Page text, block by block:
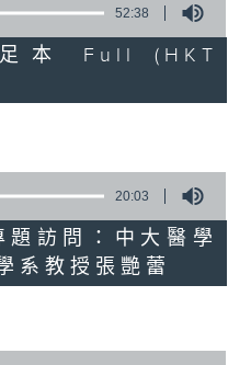
52:38
本 Full (HKT
20:03
訪問：中大醫學
系教授張艷蕾